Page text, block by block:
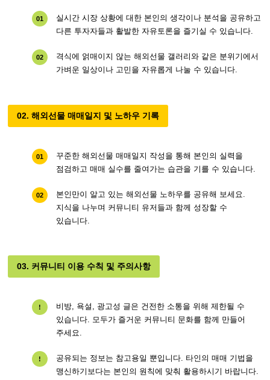
01
실시간 시장 상황에 대한 본인의 생각이나 분석을 공유하고
다른 투자자들과 활발한 자유토론을 즐기실 수 있습니다.
02
격식에 얽매이지 않는 해외선물 갤러리와 같은 분위기에서
가벼운 일상이나 고민을 자유롭게 나눌 수 있습니다.
02. 해외선물 매매일지 및 노하우 기록
01
꾸준한 해외선물 매매일지 작성을 통해 본인의 실력을
점검하고 매매 실수를 줄여가는 습관을 기를 수 있습니다.
02
본인만이 알고 있는 해외선물 노하우를 공유해 보세요.
지식을 나누며 커뮤니티 유저들과 함께 성장할 수
있습니다.
03. 커뮤니티 이용 수칙 및 주의사항
!
비방, 욕설, 광고성 글은 건전한 소통을 위해 제한될 수
있습니다. 모두가 즐거운 커뮤니티 문화를 함께 만들어
주세요.
!
공유되는 정보는 참고용일 뿐입니다. 타인의 매매 기법을
맹신하기보다는 본인의 원칙에 맞춰 활용하시기 바랍니다.